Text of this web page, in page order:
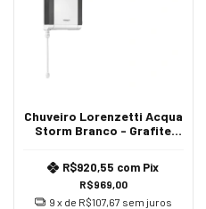
Chuveiro Lorenzetti Acqua
Storm Branco - Grafite
R$969,00
R$920,55 com Pix
9 x de R$107,67 sem juros